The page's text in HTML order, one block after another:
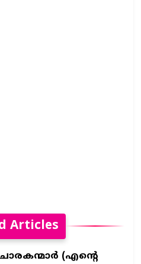
Articles
(എന്‍റെ